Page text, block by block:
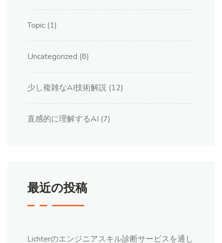
Topic (1)
Uncategorized (8)
少し複雑なAI技術解説 (12)
直感的に理解するAI (7)
最近の投稿
Lichterのエンジニアスキル診断サービスを通し